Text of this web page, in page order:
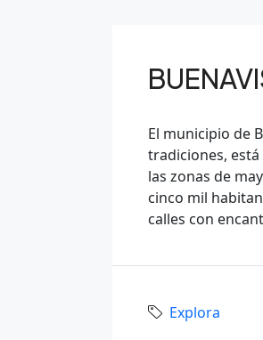
El municipio de
tradiciones,
las zonas de
cinco mil
calles con
Explora